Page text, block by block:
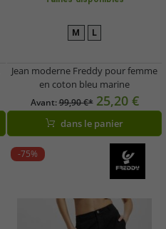
M L
Jean moderne Freddy pour femme
en coton bleu marine
Avant:99,90 €* 25,20 €
dans le panier
-75%